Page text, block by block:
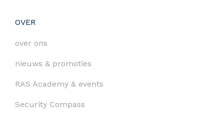
OVER
over ons
nieuws & promoties
RAS Academy & events
Security Compass